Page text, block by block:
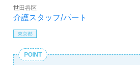
介護スタッフ/パート
世田谷区
東京都
POINT